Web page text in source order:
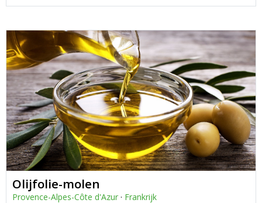
Olijfolie-molen
Provence-Alpes-Côte d'Azur · Frankrijk